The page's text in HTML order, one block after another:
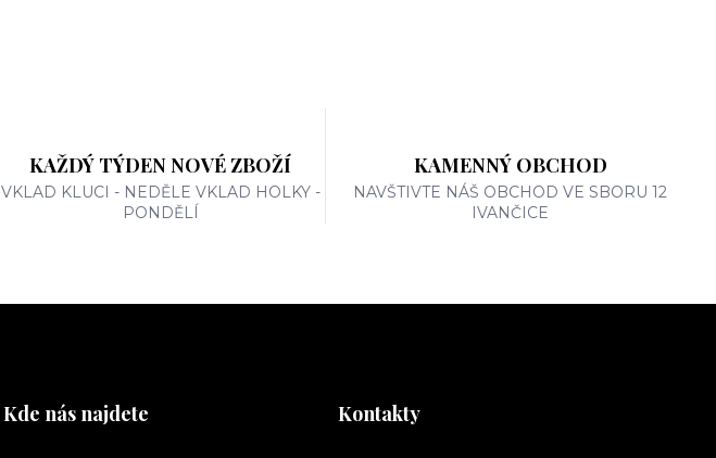
KAŽDÝ TÝDEN NOVÉ ZBOŽÍ
VKLAD KLUCI - NEDĚLE VKLAD HOLKY -
PONDĚLÍ
KAMENNÝ OBCHOD
NAVŠTIVTE NÁŠ OBCHOD VE SBORU 12
IVANČICE
Kde nás najdete Kontakty